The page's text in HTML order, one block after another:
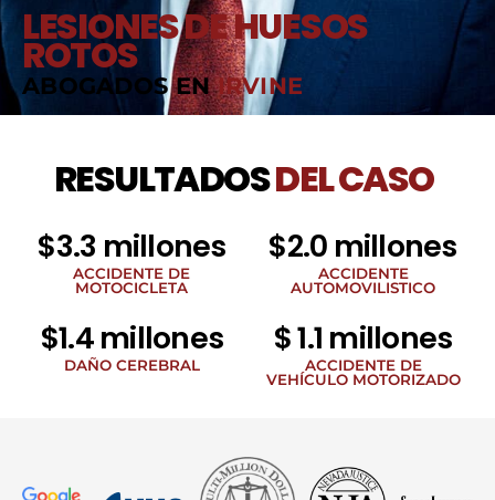
LESIONES DE HUESOS
ROTOS
ABOGADOS ENIRVINE
RESULTADOSDEL CASO
$3.3 millones
ACCIDENTE DE
MOTOCICLETA
$2.0 millones
ACCIDENTE
AUTOMOVILISTICO
$1.4 millones
DAÑO CEREBRAL
$ 1.1 millones
ACCIDENTE DE
VEHÍCULO MOTORIZADO